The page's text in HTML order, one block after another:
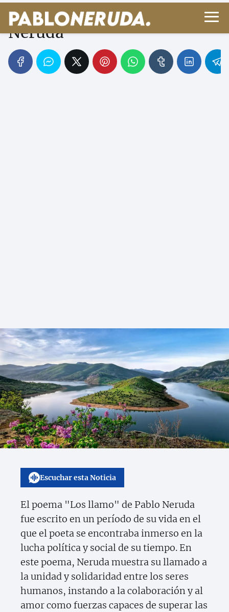
Los llamo - Poema de Pablo
Neruda
Escuchar esta Noticia
El poema "Los llamo" de Pablo Neruda
fue escrito en un período de su vida en el
que el poeta se encontraba inmerso en la
lucha política y social de su tiempo. En
este poema, Neruda muestra su llamado a
la unidad y solidaridad entre los seres
humanos, instando a la colaboración y al
amor como fuerzas capaces de superar las